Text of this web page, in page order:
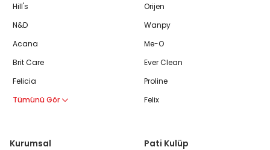
Hill's
N&D
Acana
Brit Care
Felicia
Tümünü Gör
Orijen
Wanpy
Me-O
Ever Clean
Proline
Felix
Kurumsal Pati Kulüp